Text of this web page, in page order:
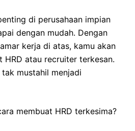
di perusahaan impian
dengan mudah. Dengan
kerja di atas, kamu akan
HRD atau recruiter terkesan.
mustahil menjadi
membuat HRD terkesima?